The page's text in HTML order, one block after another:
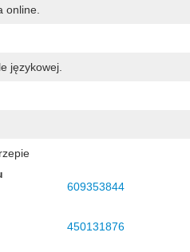
online.
językowej.
609353844
450131876